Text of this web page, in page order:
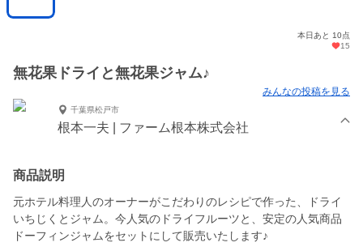
本日あと 10点
15
無花果ドライと無花果ジャム♪
みんなの投稿を見る
千葉県松戸市
根本一夫 | ファーム根本株式会社
商品説明
元ホテル料理人のオーナーがこだわりのレシピで作った、ドライ
いちじくとジャム。今人気のドライフルーツと、安定の人気商品
ドーフィンジャムをセットにして販売いたします♪